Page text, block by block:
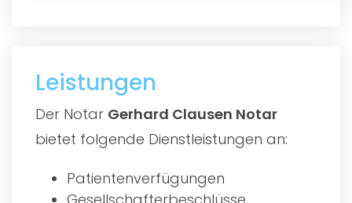
Leistungen
Der Notar Gerhard Clausen Notar
bietet folgende Dienstleistungen an:
Patientenverfügungen